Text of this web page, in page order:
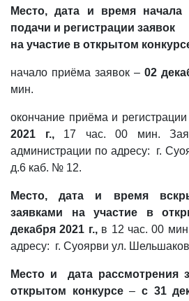
Место, дата и время начала
подачи и регистрации заявок
на участие в открытом
начало приёма заявок – 02
мин.
окончание приёма и
2021 г.,17 час. 00 мин.
администрации по адресу: г.
д.6 каб. № 12.
Место, дата и время
заявками на участие в
декабря 2021 г., в 12 час. 00
адресу: г. Суоярви ул.
Место и дата рассмотрения
открытом конкурсе– с 31